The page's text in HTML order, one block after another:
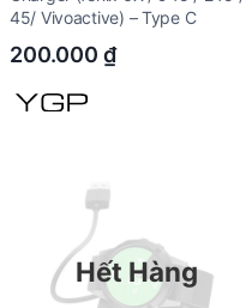
45/ Vivoactive) – Type C
200.000 ₫
Hết Hàng